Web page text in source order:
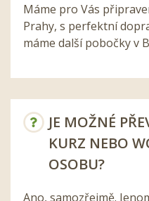
Máme pro Vás
Prahy, s perfektní
máme další pobočky v
JE MOŽNÉ
KURZ NEBO
OSOBU?
Ano, samozřejmě.